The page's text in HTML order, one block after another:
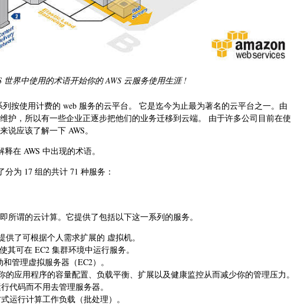
世界中使用的术语开始你的 AWS 云服务使用生涯 !
列按使用计费的 web 服务的云平台。 它是迄今为止最为著名的云平台之一。由
护，所以有一些企业正逐步把他们的业务迁移到云端。 由于许多公司目前在使
应该了解一下 AWS。
在 AWS 中出现的术语。
为 17 组的共计 71 种服务：
谓的云计算。它提供了包括以下这一系列的服务。
了可根据个人需求扩展的 虚拟机。
可在 EC2 集群环境中运行服务。
管理虚拟服务器（EC2）。
的应用程序的容量配置、负载平衡、扩展以及健康监控从而减少你的管理压力。
代码而不用去管理服务器。
运行计算工作负载（批处理）。